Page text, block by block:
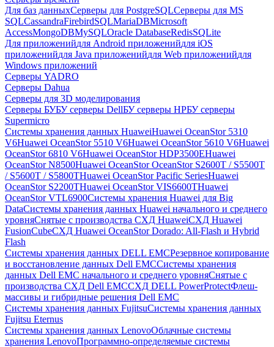
Для баз данныхСерверы для PostgreSQLСерверы для MS
SQLCassandraFirebirdSQLMariaDBMicrosoft
AccessMongoDBMySQLOracle DatabaseRedisSQLite
Для приложенийдля Android приложенийдля iOS
приложенийдля Java приложенийдля Web приложенийдля
Windows приложений
Серверы YADRO
Серверы Dahua
Серверы для 3D моделирования
Серверы БУБУ серверы DellБУ серверы HPБУ серверы
Supermicro
Системы хранения данных HuaweiHuawei OceanStor 5310
V6Huawei OceanStor 5510 V6Huawei OceanStor 5610 V6Huawei
OceanStor 6810 V6Huawei OceanStor HDP3500EHuawei
OceanStor N8500Huawei OceanStor OceanStor S2600T / S5500T
/ S5600T / S5800THuawei OceanStor Pacific SeriesHuawei
OceanStor S2200THuawei OceanStor VIS6600THuawei
OceanStor VTL6900Системы хранения Huawei для Big
DataСистемы хранения данных Huawei начального и среднего
уровняСнятые с производства СХД HuaweiСХД Huawei
FusionCubeСХД Huawei OceanStor Dorado: All-Flash и Hybrid
Flash
Системы хранения данных DELL EMCРезервное копирование
и восстановление данных Dell EMCСистемы хранения
данных Dell EMC начального и среднего уровняСнятые с
производства СХД Dell EMCСХД DELL PowerProtectФлеш-
массивы и гибридные решения Dell EMC
Системы хранения данных FujitsuСистемы хранения данных
Fujitsu Eternus
Системы хранения данных LenovoОблачные системы
хранения LenovoПрограммно-определяемые системы